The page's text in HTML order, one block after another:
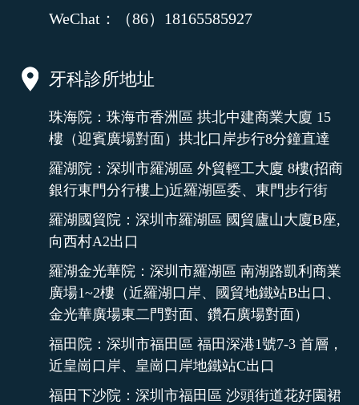
WeChat：（86）18165585927
牙科診所地址
珠海院：珠海市香洲區 拱北中建商業大廈 15
樓（迎賓廣場對面）拱北口岸步行8分鐘直達
羅湖院：深圳市羅湖區 外貿輕工大廈 8樓(招商
銀行東門分行樓上)近羅湖區委、東門步行街
羅湖國貿院：深圳市羅湖區 國貿廬山大廈B座,
向西村A2出口
羅湖金光華院：深圳市羅湖區 南湖路凱利商業
廣場1~2樓（近羅湖口岸、國貿地鐵站B出口、
金光華廣場東二門對面、鑽石廣場對面）
福田院：深圳市福田區 福田深港1號7-3 首層，
近皇崗口岸、皇崗口岸地鐵站C出口
福田下沙院：深圳市福田區 沙頭街道花好園裙